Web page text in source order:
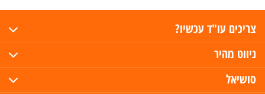
צריכים עו"ד עכשיו?
ניווט מהיר
סושיאל